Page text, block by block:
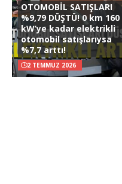
OTOMOBİL SATIŞLARI
%9,79 DÜŞTÜ! 0 km 160
kW’ye kadar elektrikli
otomobil satışlarıysa
%7,7 arttı!
2 TEMMUZ 2026